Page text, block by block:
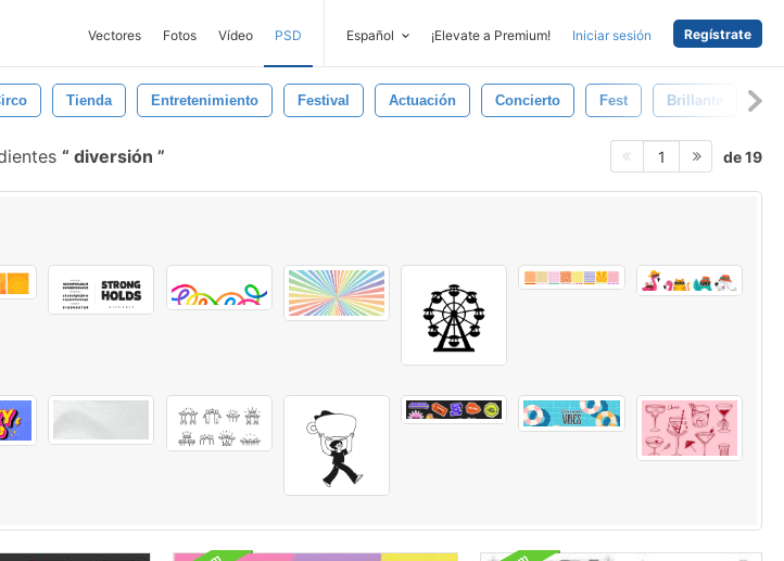
Vectores Fotos Vídeo PSD Español ¡Elevate a Premium! Iniciar sesión Regístrate
Tienda Entretenimiento Festival Actuación Concierto Fest Brillante
diversión 1 de 19